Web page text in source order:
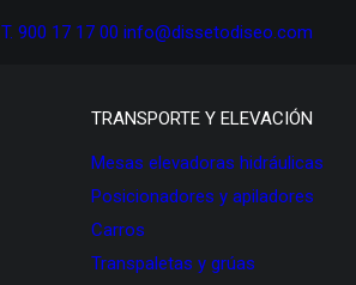
T. 900 17 17 00 info@dissetodiseo.com
TRANSPORTE Y ELEVACIÓN
Mesas elevadoras hidráulicas
Posicionadores y apiladores
Carros
Transpaletas y grúas